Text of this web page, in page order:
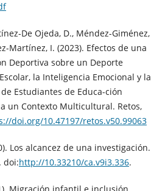
De Ojeda, D., Méndez-Giménez,
Martínez, I. (2023). Efectos de una
Deportiva sobre un Deporte
la Inteligencia Emocional y la
Estudiantes de Educa-ción
un Contexto Multicultural. Retos,
doi.org/10.47197/retos.v50.99063
Los alcancez de una investigación.
doi:http://10.33210/ca.v9i3.336.